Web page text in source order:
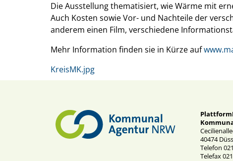
Die Ausstellung thematisiert, wie Wärme mit
Auch Kosten sowie Vor- und Nachteile der
anderem einen Film, verschiedene
Mehr Information finden sie in Kürze auf
KreisMK.jpg
40474
Telefon
Telefax